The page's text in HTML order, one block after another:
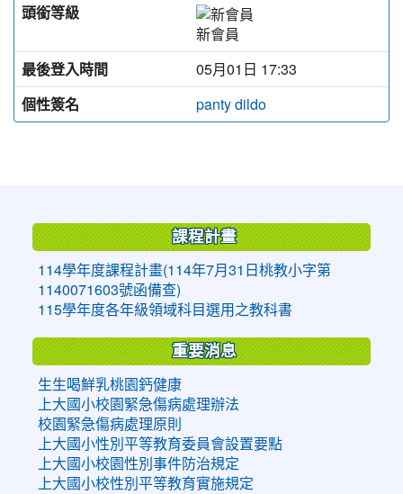
頭銜等級
新會員
最後登入時間
05月01日 17:33
個性簽名
panty dildo
課程計畫
114學年度課程計畫(114年7月31日桃教小字第
1140071603號函備查)
115學年度各年級領域科目選用之教科書
重要消息
生生喝鮮乳桃園鈣健康
上大國小校園緊急傷病處理辦法
校園緊急傷病處理原則
上大國小性別平等教育委員會設置要點
上大國小校園性別事件防治規定
上大國小校性別平等教育實施規定